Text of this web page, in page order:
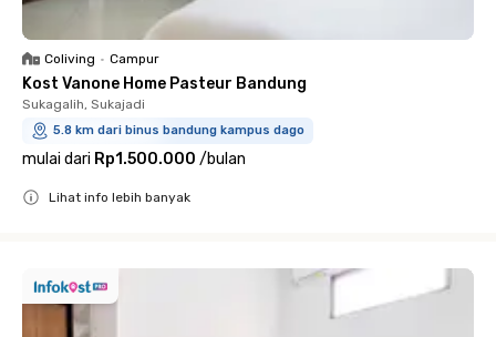
Coliving • Campur
Kost Vanone Home Pasteur Bandung
Sukagalih, Sukajadi
5.8 km dari binus bandung kampus dago
mulai dari Rp1.500.000 /bulan
Lihat info lebih banyak